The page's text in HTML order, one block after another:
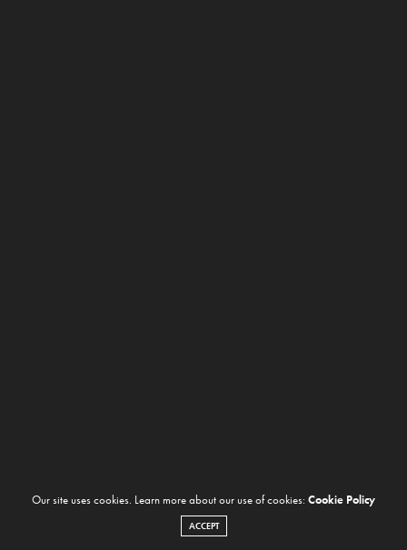
Our site uses cookies. Learn more about our use of cookies: Cookie Policy
ACCEPT